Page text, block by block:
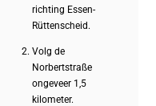
richting Essen-
Rüttenscheid.
Volg de
Norbertstraße
ongeveer 1,5
kilometer.